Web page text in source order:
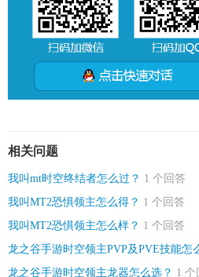
相关问题
我叫mt时空终结者怎么过？ 1 个回答
我叫MT2恐惧领主怎么得？ 1 个回答
我叫MT2恐惧领主怎么样？ 1 个回答
龙之谷手游时空领主PVP及PVE技能怎
龙之谷手游时空领主龙器怎么选？ 1 个